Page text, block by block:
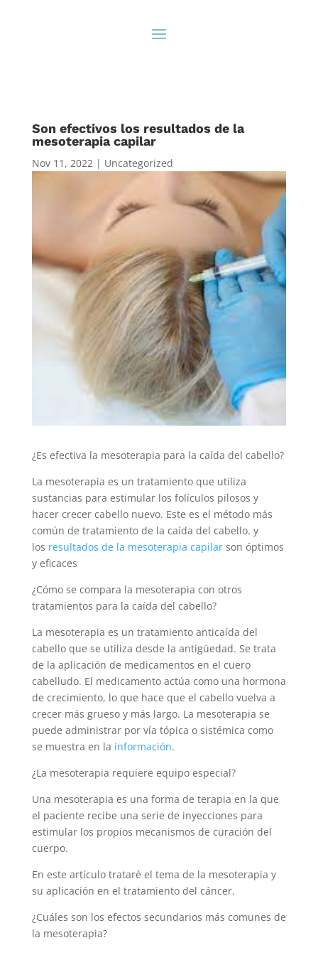
Son efectivos los resultados de la
mesoterapia capilar
Nov 11, 2022| Uncategorized
¿Es efectiva la mesoterapia para la caída del cabello?
La mesoterapia es un tratamiento que utiliza
sustancias para estimular los folículos pilosos y
hacer crecer cabello nuevo. Este es el método más
común de tratamiento de la caída del cabello. y
los resultados de la mesoterapia capilarson óptimos
y eficaces
¿Cómo se compara la mesoterapia con otros
tratamientos para la caída del cabello?
La mesoterapia es un tratamiento anticaída del
cabello que se utiliza desde la antigüedad. Se trata
de la aplicación de medicamentos en el cuero
cabelludo. El medicamento actúa como una hormona
de crecimiento, lo que hace que el cabello vuelva a
crecer más grueso y más largo. La mesoterapia se
puede administrar por vía tópica o sistémica como
se muestra en la información.
¿La mesoterapia requiere equipo especial?
Una mesoterapia es una forma de terapia en la que
el paciente recibe una serie de inyecciones para
estimular los propios mecanismos de curación del
cuerpo.
En este artículo trataré el tema de la mesoterapia y
su aplicación en el tratamiento del cáncer.
¿Cuáles son los efectos secundarios más comunes de
la mesoterapia?